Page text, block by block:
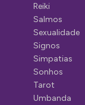
Reiki
Salmos
Sexualidade
Signos
Simpatias
Sonhos
Tarot
Umbanda